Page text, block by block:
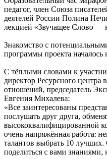
педагог, член Союза
деятелей России Полина
лекцией «Звучащее Слово ―
Знакомство с
программы проекта началось
С тёплыми словами к
директор Ресурсного центра
отношений, председатель
Евгения Михалева:
«Все заинтересованы
послушать друг друга,
высококвалифицированной
очень напряжённая работа:
талантов выбрать 10
поделиться с вами